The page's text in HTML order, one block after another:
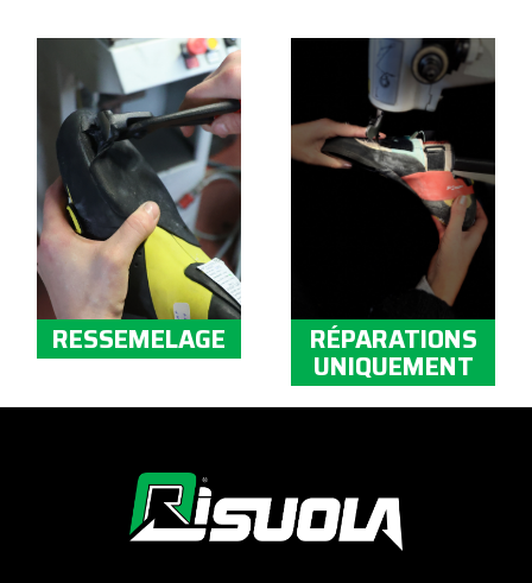
RESSEMELAGE RÉPARATIONS
UNIQUEMENT